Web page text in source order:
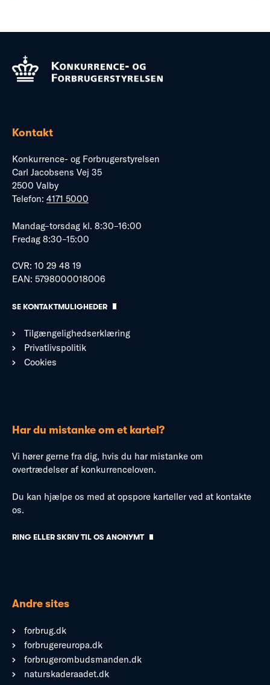
Kontakt
Konkurrence- og Forbrugerstyrelsen
Carl Jacobsens Vej 35
2500 Valby
Telefon: 4171 5000
Mandag–torsdag kl. 8:30–16:00
Fredag 8:30–15:00
CVR: 10 29 48 19
EAN: 5798000018006
SE KONTAKTMULIGHEDER
Tilgængelighedserklæring
Privatlivspolitik
Cookies
Har du mistanke om et kartel?
Vi hører gerne fra dig, hvis du har mistanke om
overtrædelser af konkurrenceloven.
Du kan hjælpe os med at opspore karteller ved at kontakte
os.
RING ELLER SKRIV TIL OS ANONYMT
Andre sites
forbrug.dk
forbrugereuropa.dk
forbrugerombudsmanden.dk
naturskaderaadet.dk